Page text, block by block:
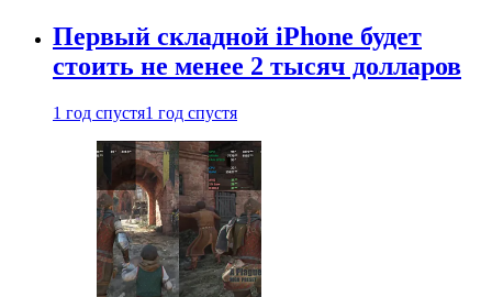
Первый складной iPhone будет
стоить не менее 2 тысяч долларов
1 год спустя1 год спустя